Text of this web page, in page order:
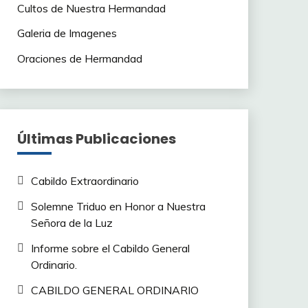
Cultos de Nuestra Hermandad
Galeria de Imagenes
Oraciones de Hermandad
Últimas Publicaciones
Cabildo Extraordinario
Solemne Triduo en Honor a Nuestra
Señora de la Luz
Informe sobre el Cabildo General
Ordinario.
CABILDO GENERAL ORDINARIO